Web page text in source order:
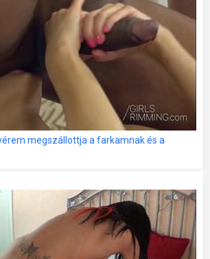
megszállottja a farkamnak és a